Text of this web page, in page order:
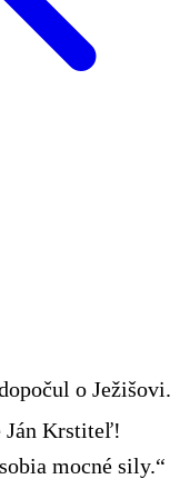
o Ježišovi.
Ján Krstiteľ!
mocné sily.“